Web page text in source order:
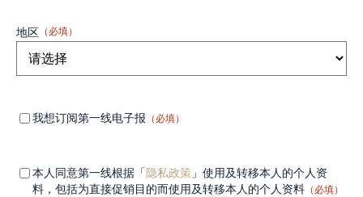
地区 （必填）
Mandatory（必
我想订阅第一线电子报 （必填）
Mandatory
field 2
（必
填）
本人同意第一线根据「 隐私政策 」使用及转移本人的个人资
料，包括为直接促销目的而使用及转移本人的个人资料 （必填）